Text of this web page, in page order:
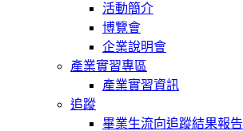
活動簡介
博覽會
企業說明會
產業實習專區
產業實習資訊
追蹤
畢業生流向追蹤結果報告